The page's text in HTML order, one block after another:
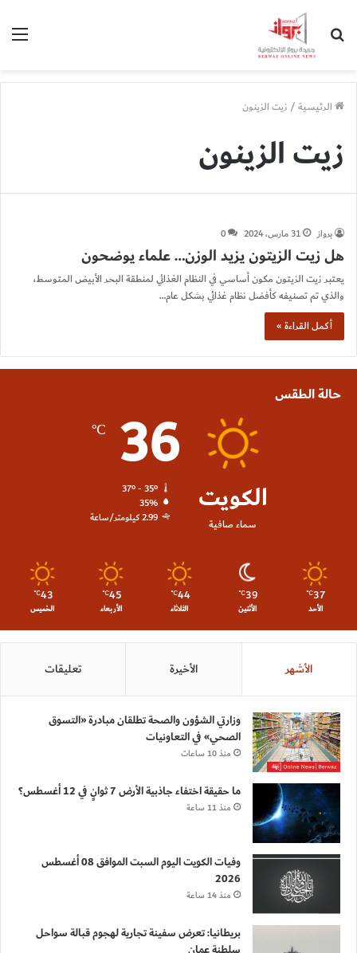
الرئيسية/زيت الزينون
زيت الزينون
برواز 31 مارس، 2024 0
هل زيت الزيتون يزيد الوزن… علماء يوضحون
يعتبر زيت الزيتون مكون أساسي في النظام الغذائي لمنطقة البحر الأبيض المتوسط،
والذي تم تصنيفه كأفضل نظام غذائي بشكل عام…
أكمل القراءة »
حالة الطقس
الكويت
سماء صافية
36
℃
37º - 35º
35%
2.99 كيلومتر/ساعة
37
℃
الأحد
39
℃
الأثنين
44
℃
الثلاثاء
45
℃
الأربعاء
43
℃
الخميس
الأشهر الأخيرة تعليقات
وزارتي الشؤون والصحة تطلقان مبادرة «التسوق
الصحي» في التعاونيات
منذ 10 ساعات
ما حقيقة اختفاء جاذبية الأرض 7 ثوانٍ في 12 أغسطس؟
منذ 11 ساعة
وفيات الكويت اليوم السبت الموافق 08 أغسطس
2026
منذ 14 ساعة
بريطانيا: تعرض سفينة تجارية لهجوم قبالة سواحل